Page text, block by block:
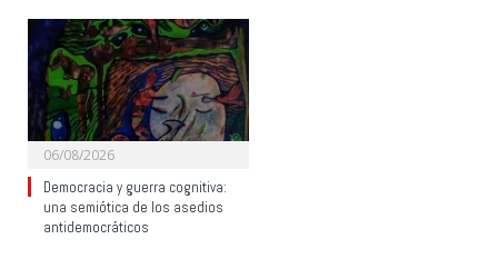
06/08/2026
Democracia y guerra cognitiva:
una semiótica de los asedios
antidemocráticos